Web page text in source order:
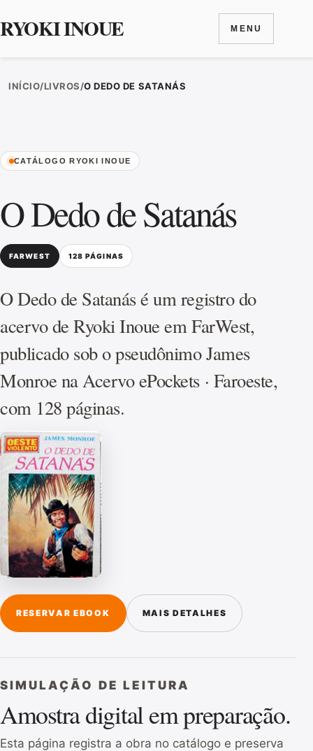
RYOKI INOUE MENU
INÍCIO/LIVROS/O DEDO DE SATANÁS
CATÁLOGO RYOKI INOUE
O Dedo de Satanás
FARWEST 128 PÁGINAS
O Dedo de Satanás é um registro do
acervo de Ryoki Inoue em FarWest,
publicado sob o pseudônimo James
Monroe na Acervo ePockets · Faroeste,
com 128 páginas.
RESERVAR EBOOK MAIS DETALHES
SIMULAÇÃO DE LEITURA
Amostra digital em preparação.
Esta página registra a obra no catálogo e preserva